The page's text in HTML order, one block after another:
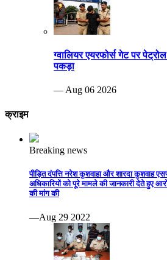
ग्वालियर एयरफोर्स गेट पर
पकड़ा
— Aug 06 2026
क्राइम
Breaking news
पीड़ित दंपत्ति नरेश कुशवाहा और शारदा कुशवाह
अधिकारियों को पूरे मामले की जानकारी देते हुए
की मांग की
—Aug 29 2022